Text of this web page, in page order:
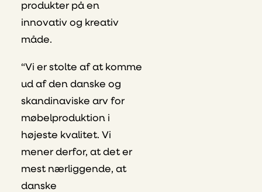
produkter på en
innovativ og kreativ
måde.
“Vi er stolte af at komme
ud af den danske og
skandinaviske arv for
møbelproduktion i
højeste kvalitet. Vi
mener derfor, at det er
mest nærliggende, at
danske